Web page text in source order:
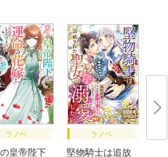
ラノベ
皇帝陛下
ラノベ
堅物騎士は追放